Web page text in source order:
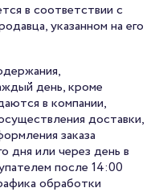
в соответствии с
указанном на его
день, кроме
в компании,
доставки,
заказа
дня или через день в
после 14:00
обработки